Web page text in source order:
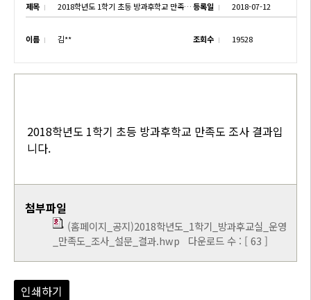
제목 2018학년도 1학기 초등 방과후학교 만족도 조사 결과등록일 2018-07-12
이름 김** 조회수 19528
2018학년도 1학기 초등 방과후학교 만족도 조사 결과입
니다.
첨부파일
(홈페이지_공지)2018학년도_1학기_방과후교실_운영
_만족도_조사_설문_결과.hwp 다운로드 수 : [ 63 ]
인쇄하기